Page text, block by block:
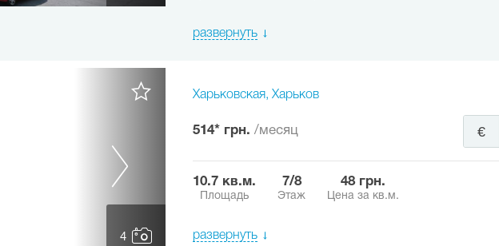
развернуть
4
Харьковская, Харьков
514* грн. /месяц €
10.7 кв.м.
Площадь
7/8
Этаж
48 грн.
Цена за кв.м.
развернуть